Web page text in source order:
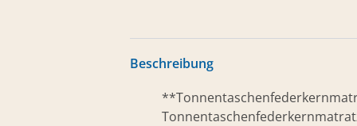
Beschreibung